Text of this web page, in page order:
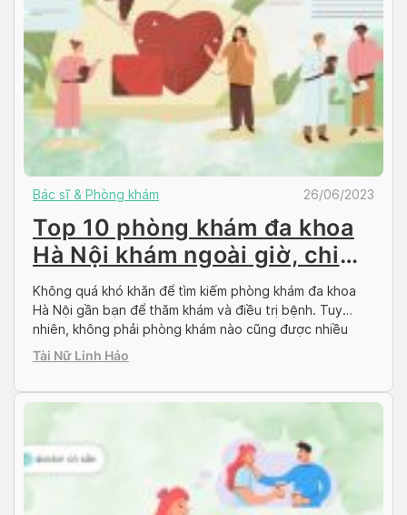
Bác sĩ & Phòng khám 26/06/2023
Top 10 phòng khám đa khoa
Hà Nội khám ngoài giờ, chi
phí rẻ
Không quá khó khăn để tìm kiếm phòng khám đa khoa
Hà Nội gần bạn để thăm khám và điều trị bệnh. Tuy
nhiên, không phải phòng khám nào cũng được nhiều
bệnh nhân phản hồi tốt về chất lượng dịch vụ và tay
Tài Nữ Linh Hảo